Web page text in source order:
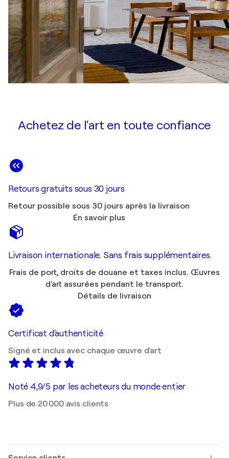
Achetez de l'art en toute confiance
Retours gratuits sous 30 jours
Retour possible sous 30 jours après la livraison
En savoir plus
Livraison internationale. Sans frais supplémentaires.
Frais de port, droits de douane et taxes inclus. Œuvres
d'art assurées pendant le transport.
Détails de livraison
Certificat d'authenticité
Signé et inclus avec chaque œuvre d'art
Noté 4,9/5 par les acheteurs du monde entier
Plus de 20 000 avis clients